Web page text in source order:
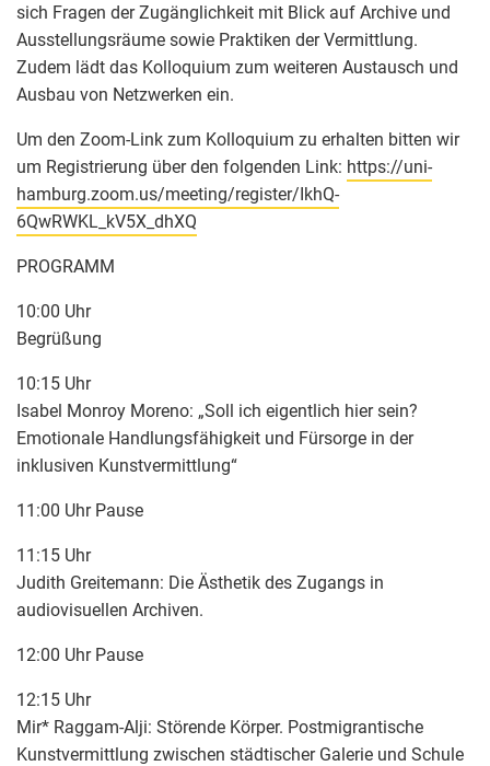
sich Fragen der Zugänglichkeit mit Blick auf Archive und
Ausstellungsräume sowie Praktiken der Vermittlung.
Zudem lädt das Kolloquium zum weiteren Austausch und
Ausbau von Netzwerken ein.
Um den Zoom-Link zum Kolloquium zu erhalten bitten wir
um Registrierung über den folgenden Link: https://uni-
hamburg.zoom.us/meeting/register/IkhQ-
6QwRWKL_kV5X_dhXQ
PROGRAMM
10:00 Uhr
Begrüßung
10:15 Uhr
Isabel Monroy Moreno: „Soll ich eigentlich hier sein?
Emotionale Handlungsfähigkeit und Fürsorge in der
inklusiven Kunstvermittlung“
11:00 Uhr Pause
11:15 Uhr
Judith Greitemann: Die Ästhetik des Zugangs in
audiovisuellen Archiven.
12:00 Uhr Pause
12:15 Uhr
Mir* Raggam-Alji: Störende Körper. Postmigrantische
Kunstvermittlung zwischen städtischer Galerie und Schule